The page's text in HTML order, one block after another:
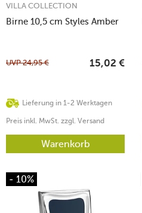
Birne 10,5 cm Styles Amber
VILLA COLLECTION
Lieferung in 1-2 Werktagen
UVP24,95 € 15,02 €
Preis inkl. MwSt. zzgl. Versand
Warenkorb
- 10%